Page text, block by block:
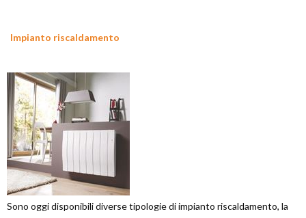
Impianto riscaldamento
Sono oggi disponibili diverse tipologie di impianto riscaldamento, la